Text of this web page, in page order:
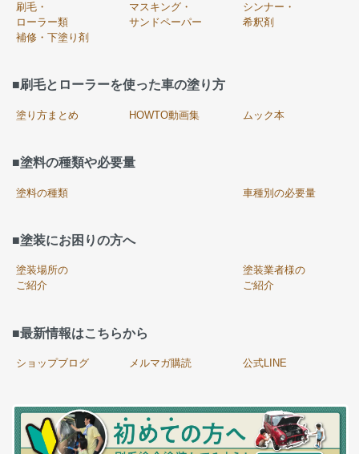
刷毛・
ローラー類
マスキング・
サンドペーパー
シンナー・
希釈剤
補修・下塗り剤
■刷毛とローラーを使った車の塗り方
塗り方まとめ HOWTO動画集 ムック本
■塗料の種類や必要量
塗料の種類 車種別の必要量
■塗装にお困りの方へ
塗装場所の
ご紹介
塗装業者様の
ご紹介
■最新情報はこちらから
ショップブログ メルマガ購読 公式LINE